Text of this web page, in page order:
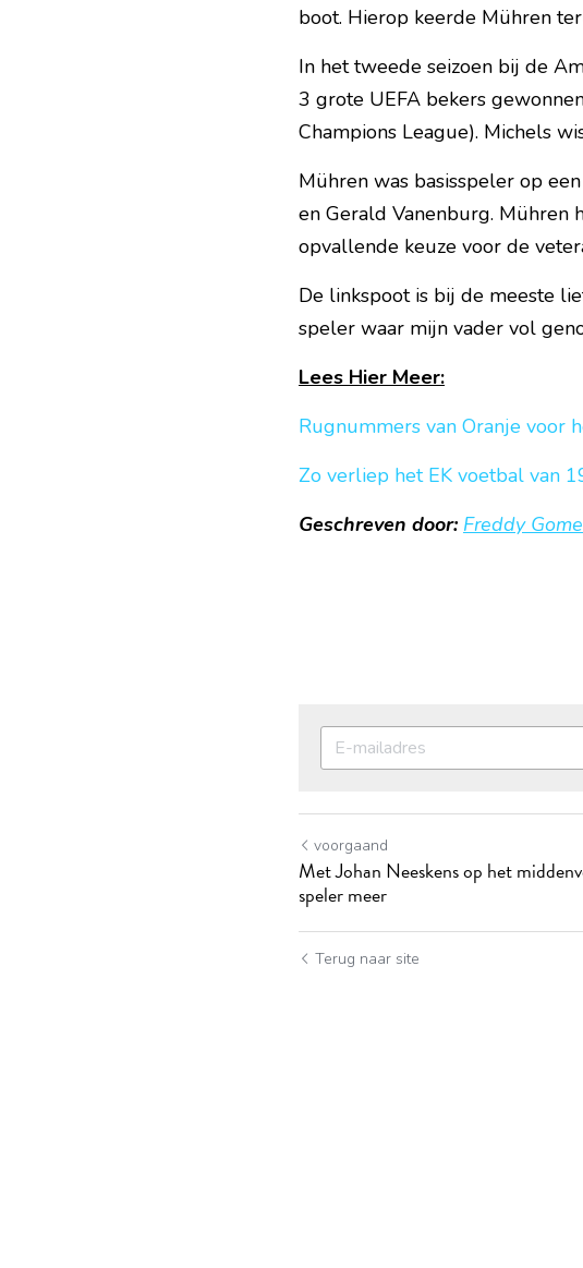
boot. Hierop keerde Mühren
In het tweede seizoen bij de
3 grote UEFA bekers
Champions League). Michels
Mühren was basisspeler op
en Gerald Vanenburg. Mühren
opvallende keuze voor de
De linkspoot is bij de meeste
speler waar mijn vader vol
Lees Hier Meer:
Rugnummers van Oranje voor
Zo verliep het EK voetbal van
Geschreven door: Freddy
voorgaand
Met Johan Neeskens op het
speler meer
Terug naar site